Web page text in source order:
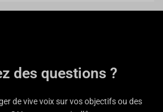
des questions ?
de vive voix sur vos objectifs ou des